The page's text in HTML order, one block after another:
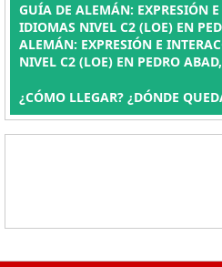
GUÍA DE ALEMÁN: EXPRESIÓN
IDIOMAS NIVEL C2 (LOE) EN
ALEMÁN: EXPRESIÓN E
NIVEL C2 (LOE) EN PEDRO
¿CÓMO LLEGAR? ¿DÓNDE